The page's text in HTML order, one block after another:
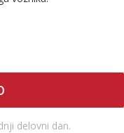
delovni dan.